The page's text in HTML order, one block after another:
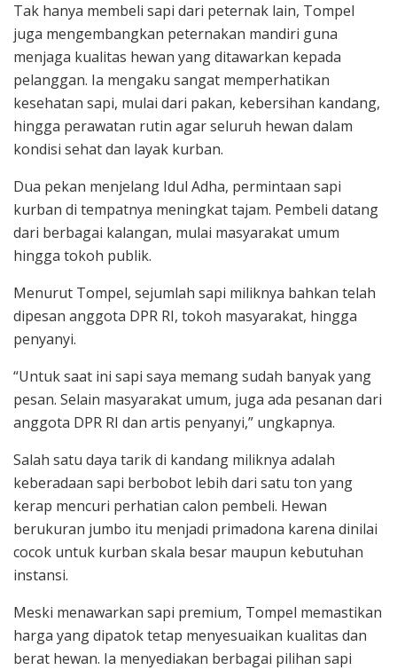
Tak hanya membeli sapi dari peternak lain, Tompel
juga mengembangkan peternakan mandiri guna
menjaga kualitas hewan yang ditawarkan kepada
pelanggan. Ia mengaku sangat memperhatikan
kesehatan sapi, mulai dari pakan, kebersihan kandang,
hingga perawatan rutin agar seluruh hewan dalam
kondisi sehat dan layak kurban.
Dua pekan menjelang Idul Adha, permintaan sapi
kurban di tempatnya meningkat tajam. Pembeli datang
dari berbagai kalangan, mulai masyarakat umum
hingga tokoh publik.
Menurut Tompel, sejumlah sapi miliknya bahkan telah
dipesan anggota DPR RI, tokoh masyarakat, hingga
penyanyi.
“Untuk saat ini sapi saya memang sudah banyak yang
pesan. Selain masyarakat umum, juga ada pesanan dari
anggota DPR RI dan artis penyanyi,” ungkapnya.
Salah satu daya tarik di kandang miliknya adalah
keberadaan sapi berbobot lebih dari satu ton yang
kerap mencuri perhatian calon pembeli. Hewan
berukuran jumbo itu menjadi primadona karena dinilai
cocok untuk kurban skala besar maupun kebutuhan
instansi.
Meski menawarkan sapi premium, Tompel memastikan
harga yang dipatok tetap menyesuaikan kualitas dan
berat hewan. Ia menyediakan berbagai pilihan sapi